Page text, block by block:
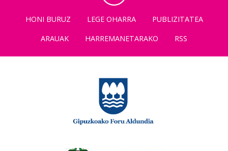
HONI BURUZ LEGE OHARRA
PUBLIZITATEA
ARAUAK
HARREMANETARAKO RSS